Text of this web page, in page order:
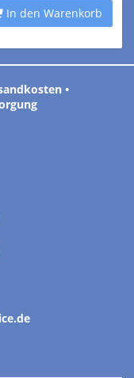
In den Warenkorb
•